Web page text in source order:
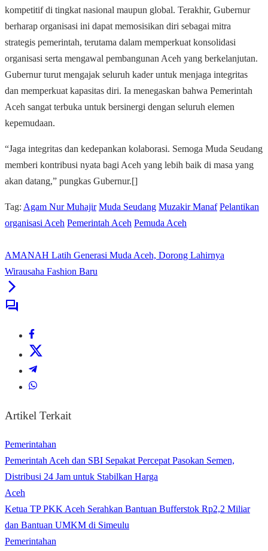
kompetitif di tingkat nasional maupun global. Terakhir, Gubernur
berharap organisasi ini dapat memosisikan diri sebagai mitra
strategis pemerintah, terutama dalam memperkuat konsolidasi
organisasi serta mengawal pembangunan Aceh yang berkelanjutan.
Gubernur turut mengajak seluruh kader untuk menjaga integritas
dan memperkuat kapasitas diri. Ia menegaskan bahwa Pemerintah
Aceh sangat terbuka untuk bersinergi dengan seluruh elemen
kepemudaan.
“Jaga integritas dan kedepankan kolaborasi. Semoga Muda Seudang
memberi kontribusi nyata bagi Aceh yang lebih baik di masa yang
akan datang,” pungkas Gubernur.[]
Tag: Agam Nur Muhajir Muda Seudang Muzakir Manaf Pelantikan
organisasi Aceh Pemerintah Aceh Pemuda Aceh
AMANAH Latih Generasi Muda Aceh, Dorong Lahirnya
Wirausaha Fashion Baru
Artikel Terkait
Pemerintahan
Pemerintah Aceh dan SBI Sepakat Percepat Pasokan Semen,
Distribusi 24 Jam untuk Stabilkan Harga
Aceh
Ketua TP PKK Aceh Serahkan Bantuan Bufferstok Rp2,2 Miliar
dan Bantuan UMKM di Simeulu
Pemerintahan